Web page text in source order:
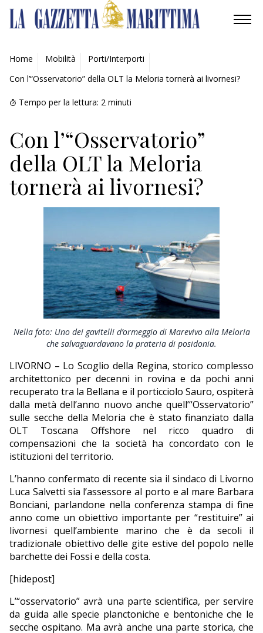
AMBIENTE
MOBILITÀ
INDUSTRIA
RICERCA
ECONOMIA
TURISMO
NAUTICA
EDITORIALI
Home Mobilità
Porti/Interporti
Con l’“Osservatorio” della OLT la Meloria tornerà ai livornesi?
Tempo per la lettura: 2 minuti
Con l’“Osservatorio”
della OLT la Meloria
tornerà ai livornesi?
Nella foto: Uno dei gavitelli d’ormeggio di Marevivo alla Meloria
che salvaguardavano la prateria di posidonia.
LIVORNO – Lo Scoglio della Regina, storico complesso
architettonico per decenni in rovina e da pochi anni
recuperato tra la Bellana e il porticciolo Sauro, ospiterà
dalla metà dell’anno nuovo anche quell’“Osservatorio”
sulle secche della Meloria che è stato finanziato dalla
OLT Toscana Offshore nel ricco quadro di
compensazioni che la società ha concordato con le
istituzioni del territorio.
L’hanno confermato di recente sia il sindaco di Livorno
Luca Salvetti sia l’assessore al porto e al mare Barbara
Bonciani, parlandone nella conferenza stampa di fine
anno come un obiettivo importante per “restituire” ai
livornesi quell’ambiente marino che è da secoli il
tradizionale obiettivo delle gite estive del popolo nelle
barchette dei Fossi e della costa.
[hidepost]
L’“osservatorio” avrà una parte scientifica, per servire
da guida alle specie planctoniche e bentoniche che le
secche ospitano. Ma avrà anche una parte storica, che